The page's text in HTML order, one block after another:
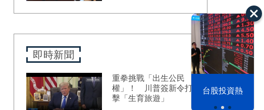
漢光42演習 台股投資熱
即時新聞
重拳挑戰「出生公民
權」！ 川普簽新令打
擊「生育旅遊」